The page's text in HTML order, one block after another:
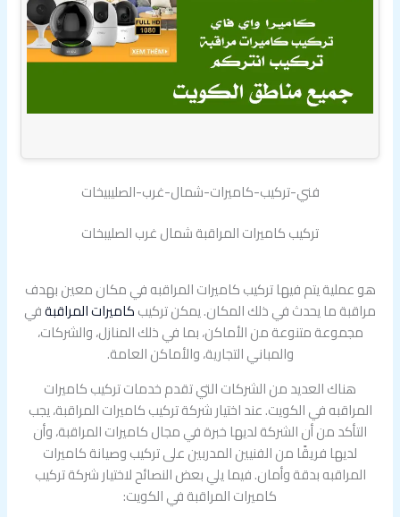
فني-تركيب-كاميرات-شمال-غرب-الصليبيخات
تركيب كاميرات المراقبة شمال غرب الصليبخات
هو عملية يتم فيها تركيب كاميرات المراقبه في مكان معين بهدف
مراقبة ما يحدث في ذلك المكان. يمكن تركيبكاميرات المراقبةفي
مجموعة متنوعة من الأماكن، بما في ذلك المنازل، والشركات،
والمباني التجارية، والأماكن العامة.
هناك العديد من الشركات التي تقدم خدمات تركيب كاميرات
المراقبه في الكويت. عند اختيار شركة تركيب كاميرات المراقبة، يجب
التأكد من أن الشركة لديها خبرة في مجال كاميرات المراقبة، وأن
لديها فريقًا من الفنيين المدربين على تركيب وصيانة كاميرات
المراقبه بدقة وأمان. فيما يلي بعض النصائح لاختيار شركة تركيب
كاميرات المراقبة في الكويت: